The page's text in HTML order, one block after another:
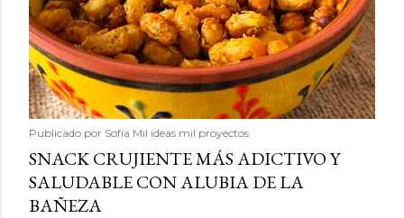
Publicado por Sofía Mil ideas mil proyectos
SNACK CRUJIENTE MÁS ADICTIVO Y
SALUDABLE CON ALUBIA DE LA
BAÑEZA